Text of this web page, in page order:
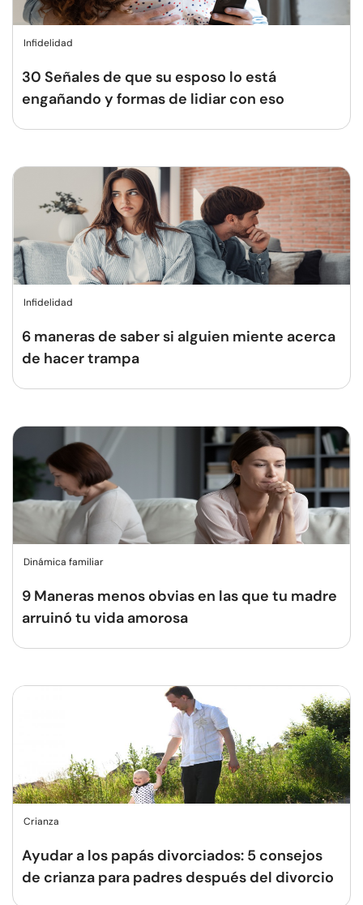
Infidelidad
30 Señales de que su esposo lo está
engañando y formas de lidiar con eso
Infidelidad
6 maneras de saber si alguien miente acerca
de hacer trampa
Dinámica familiar
9 Maneras menos obvias en las que tu madre
arruinó tu vida amorosa
Crianza
Ayudar a los papás divorciados: 5 consejos
de crianza para padres después del divorcio